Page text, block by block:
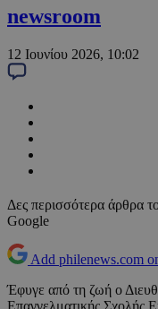
newsroom
12 Ιουνίου 2026, 10:02
Δες περισσότερα άρθρα
Google
Add philenews.com
Έφυγε από τη ζωή ο
Επαγγελματικής Σχολής